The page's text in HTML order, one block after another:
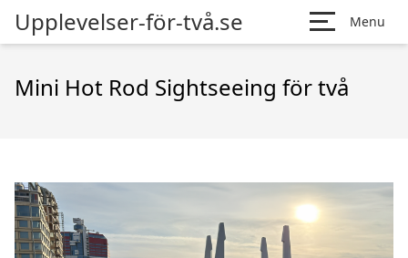
Upplevelser-för-två.se Menu
Mini Hot Rod Sightseeing för två